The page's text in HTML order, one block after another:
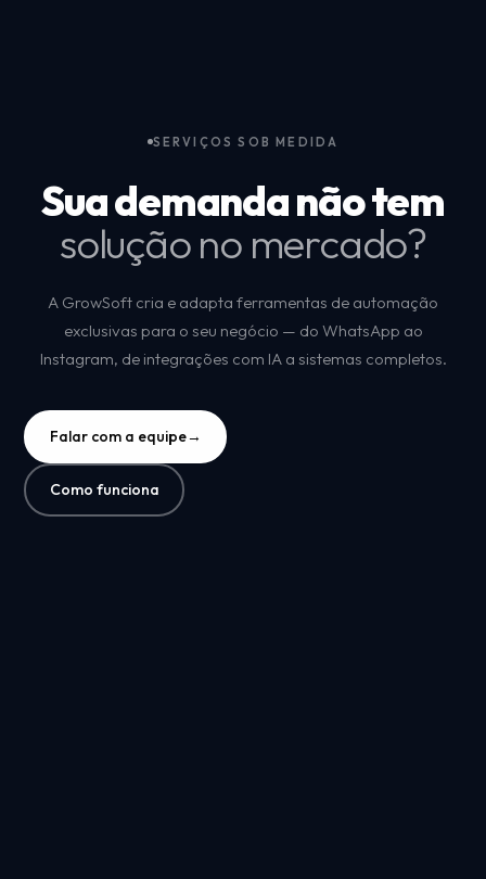
SERVIÇOS SOB MEDIDA
Sua demanda não tem
solução no mercado?
A GrowSoft cria e adapta ferramentas de automação
exclusivas para o seu negócio — do WhatsApp ao
Instagram, de integrações com IA a sistemas completos.
Falar com a equipe→
Como funciona